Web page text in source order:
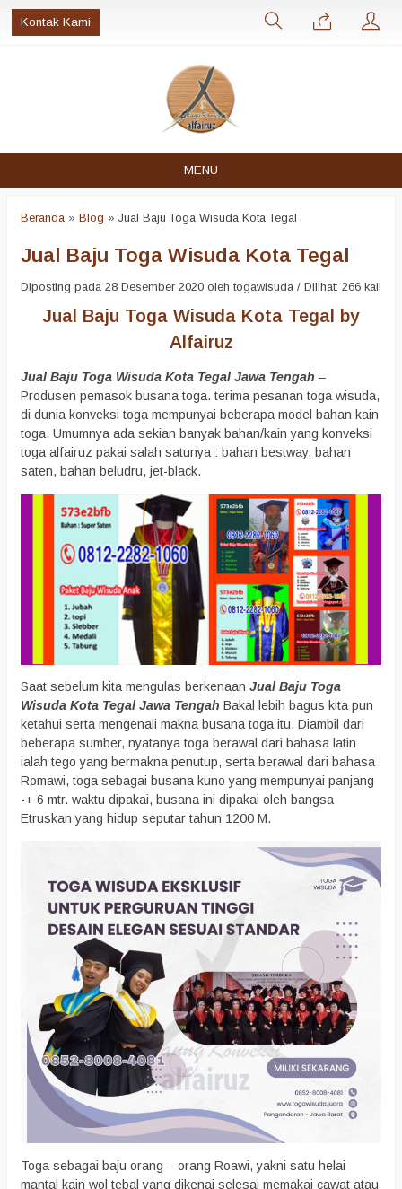
Kontak Kami
MENU
Beranda » Blog » Jual Baju Toga Wisuda Kota Tegal
Jual Baju Toga Wisuda Kota Tegal
Diposting pada 28 Desember 2020 oleh togawisuda / Dilihat: 266 kali
Jual Baju Toga Wisuda Kota Tegal by
Alfairuz
Jual Baju Toga Wisuda Kota Tegal Jawa Tengah –
Produsen pemasok busana toga. terima pesanan toga wisuda,
di dunia konveksi toga mempunyai beberapa model bahan kain
toga. Umumnya ada sekian banyak bahan/kain yang konveksi
toga alfairuz pakai salah satunya : bahan bestway, bahan
saten, bahan beludru, jet-black.
Saat sebelum kita mengulas berkenaan Jual Baju Toga
Wisuda Kota Tegal Jawa Tengah Bakal lebih bagus kita pun
ketahui serta mengenali makna busana toga itu. Diambil dari
beberapa sumber, nyatanya toga berawal dari bahasa latin
ialah tego yang bermakna penutup, serta berawal dari bahasa
Romawi, toga sebagai busana kuno yang mempunyai panjang
-+ 6 mtr. waktu dipakai, busana ini dipakai oleh bangsa
Etruskan yang hidup seputar tahun 1200 M.
Toga sebagai baju orang – orang Roawi, yakni satu helai
mantal kain wol tebal yang dikenai selesai memakai cawat atau